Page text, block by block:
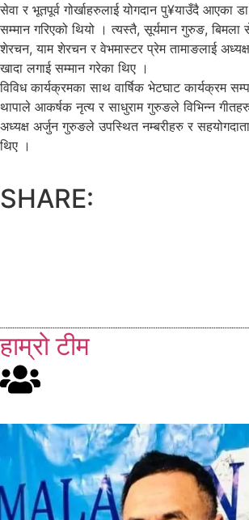
सेवा र भूतपूर्व गोर्खाहरुलाई योगदान पु¥याउँदै आएका
सम्मान गरिएको थियो । त्यस्तै, सूर्यमान गुरुङ, बिमला
शेरचन, याम शेरचन र वेभमास्टर प्रेम तामाङलाई
खादा लगाई सम्मान गरेका थिए ।
विविध कार्यक्रमका साथ वार्षिक भेटघाट कार्यक्रम
थापाले आकर्षक नृत्य र साधुराम गुरुङले विभिन्न
अध्यक्ष अर्जुन गुरुङले उपस्थित नम्बरीहरु र
थिए ।
SHARE:
हाम्रो टीम